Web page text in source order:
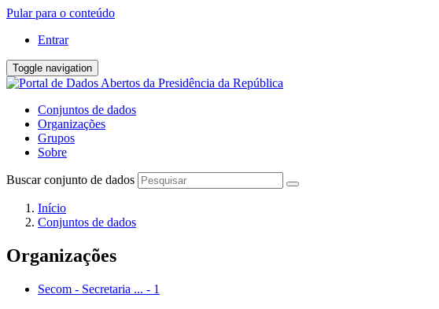
Pular para o conteúdo
Entrar
Toggle navigation
Conjuntos de dados
Organizações
Grupos
Sobre
Buscar conjunto de dados
Início
Conjuntos de dados
Organizações
Secom - Secretaria ... - 1